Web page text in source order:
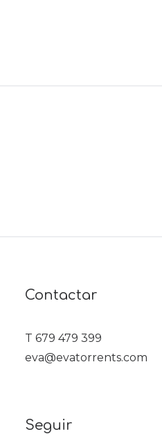
Contactar
T 679 479 399
eva@evatorrents.com
Seguir